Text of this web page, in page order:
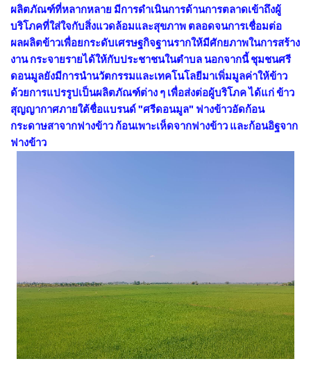
ผลิตภัณฑ์ที่หลากหลาย มีการดำเนินการด้านการตลาดเข้าถึงผู้
บริโภคที่ใส่ใจกับสิ่งแวดล้อมและสุขภาพ ตลอดจนการเชื่อมต่อ
ผลผลิตข้าวเพื่อยกระดับเศรษฐกิจฐานรากให้มีศักยภาพในการสร้าง
งาน กระจายรายได้ให้กับประชาชนในตำบล นอกจากนี้ ชุมชนศรี
ดอนมูลยังมีการนำนวัตกรรมและเทคโนโลยีมาเพิ่มมูลค่าให้ข้าว
ด้วยการแปรรูปเป็นผลิตภัณฑ์ต่าง ๆ เพื่อส่งต่อผู้บริโภค ได้แก่ ข้าว
สุญญากาศภายใต้ชื่อแบรนด์ "ศรีดอนมูล" ฟางข้าวอัดก้อน
กระดาษสาจากฟางข้าว ก้อนเพาะเห็ดจากฟางข้าว และก้อนอิฐจาก
ฟางข้าว